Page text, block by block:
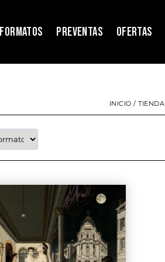
FORMATOS PREVENTAS OFERTAS
INICIO / TIENDA